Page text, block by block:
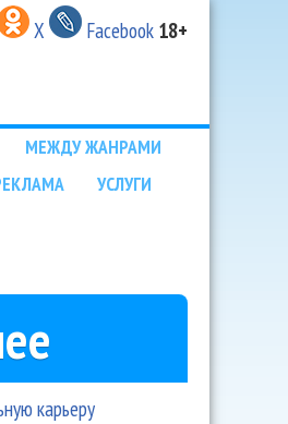
X Facebook 18+
МЕЖДУ ЖАНРАМИ
УСЛУГИ
карьеру